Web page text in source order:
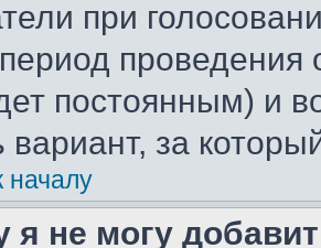
при
проведения
постоянным) и
вариант, за
началу
я не могу